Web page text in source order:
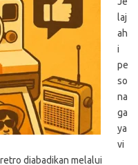
laj
ah
i
pe
so
na
ga
ya
vi
diabadikan melalui